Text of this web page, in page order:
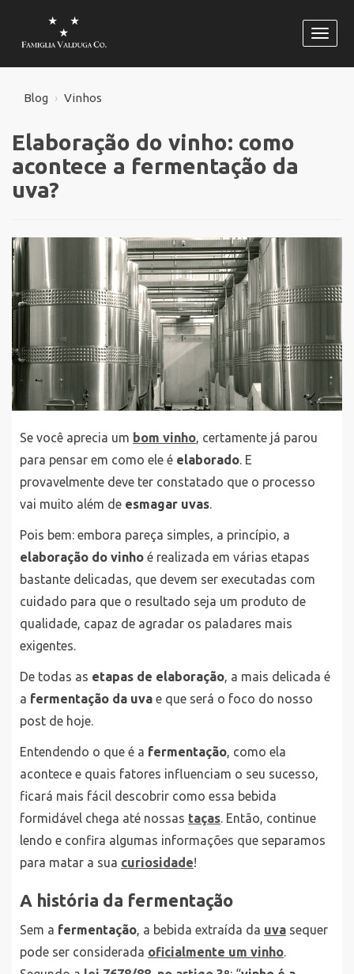
Blog Vinhos
Elaboração do vinho: como
acontece a fermentação da
uva?
Se você aprecia um bom vinho, certamente já parou
para pensar em como ele é elaborado. E
provavelmente deve ter constatado que o processo
vai muito além de esmagar uvas.
Pois bem: embora pareça simples, a princípio, a
elaboração do vinho é realizada em várias etapas
bastante delicadas, que devem ser executadas com
cuidado para que o resultado seja um produto de
qualidade, capaz de agradar os paladares mais
exigentes.
De todas as etapas de elaboração, a mais delicada é
a fermentação da uva e que será o foco do nosso
post de hoje.
Entendendo o que é a fermentação, como ela
acontece e quais fatores influenciam o seu sucesso,
ficará mais fácil descobrir como essa bebida
formidável chega até nossas taças. Então, continue
lendo e confira algumas informações que separamos
para matar a sua curiosidade!
A história da fermentação
Sem a fermentação, a bebida extraída da uva sequer
pode ser considerada oficialmente um vinho.